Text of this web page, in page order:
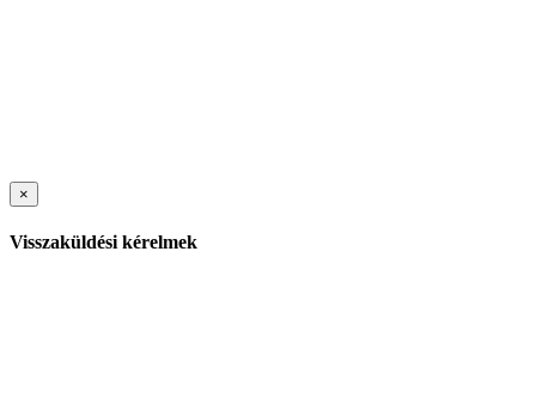
×
Visszaküldési kérelmek